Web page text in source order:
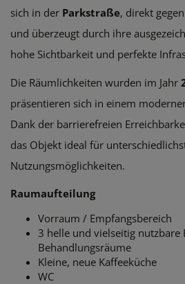
sich in der Parkstraße, direkt
und überzeugt durch ihre
hohe Sichtbarkeit und perfekte
Die Räumlichkeiten wurden im Jahr
präsentieren sich in einem
Dank der barrierefreien
das Objekt ideal für
Nutzungsmöglichkeiten.
Raumaufteilung
Vorraum / Empfangsbereich
3 helle und vielseitig nutzbare
Behandlungsräume
Kleine, neue Kaffeeküche
WC